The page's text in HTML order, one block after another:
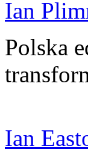
Ian
Polska
Ian